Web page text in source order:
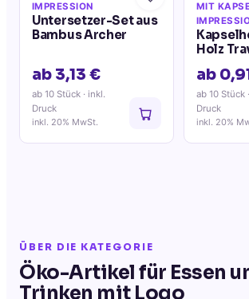
IMPRESSION
Untersetzer-Set aus
Bambus Archer
ab 3,13 €
ab 10 Stück · inkl.
Druck
inkl. 20% MwSt.
MIT
Holz
ab
ab 10 Stück
Druck
inkl. 20%
ÜBER DIE KATEGORIE
Öko-Artikel für Essen
Trinken mit Logo